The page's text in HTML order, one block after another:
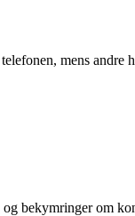
mens andre
bekymringer om